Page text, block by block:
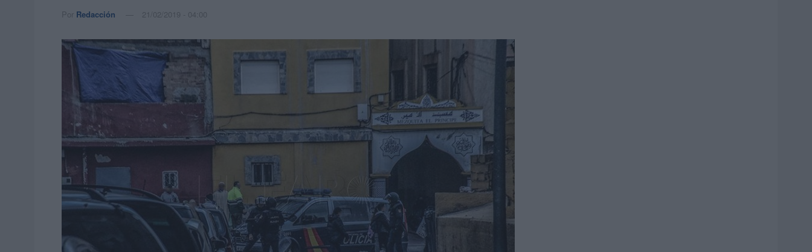
Por Redacción 21/02/2019 - 04:00